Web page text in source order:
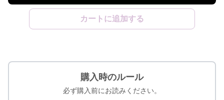
カートに追加する
購入時のルール
必ず購入前にお読みください。